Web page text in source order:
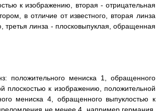
к изображению, вторая - отрицательная
в отличие от известного, вторая линза
линза - плосковыпуклая, обращенная
положительного мениска 1, обращенного
плоскостью к изображению, положительной
мениска 4, обращенного выпуклостью к
не менее 4, например германия,